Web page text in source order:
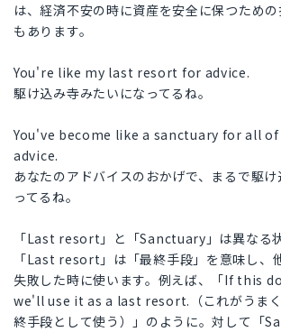
は、経済不安の時に資産を安全に保つため
もあります。
You're like my last resort for advice.
駆け込み寺みたいになってるね。
You've become like a sanctuary for all
advice.
あなたのアドバイスのおかげで、まるで駆
ってるね。
「Last resort」と「Sanctuary」は異なる状
「Last resort」は「最終手段」を意味し、
失敗した時に使います。例えば、「If this
we'll use it as a last resort.（これがうまく
終手段として使う）」のように。対して「